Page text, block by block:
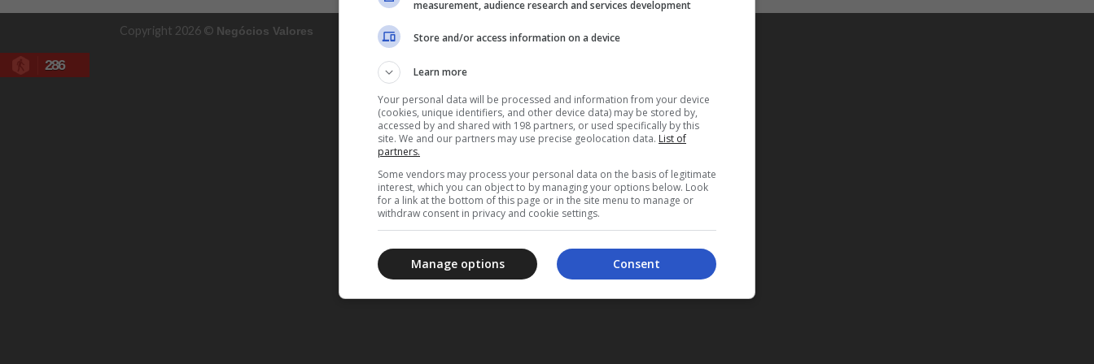
Copyright 2026 © Negócios Valores
286
measurement, audience research and services development
Store and/or access information on a device
Learn more
Your personal data will be processed and information from your device
(cookies, unique identifiers, and other device data) may be stored by,
accessed by and shared with 198 partners, or used specifically by this
site. We and our partners may use precise geolocation data. List of
partners.
Some vendors may process your personal data on the basis of legitimate
interest, which you can object to by managing your options below. Look
for a link at the bottom of this page or in the site menu to manage or
withdraw consent in privacy and cookie settings.
Consent
Manage options